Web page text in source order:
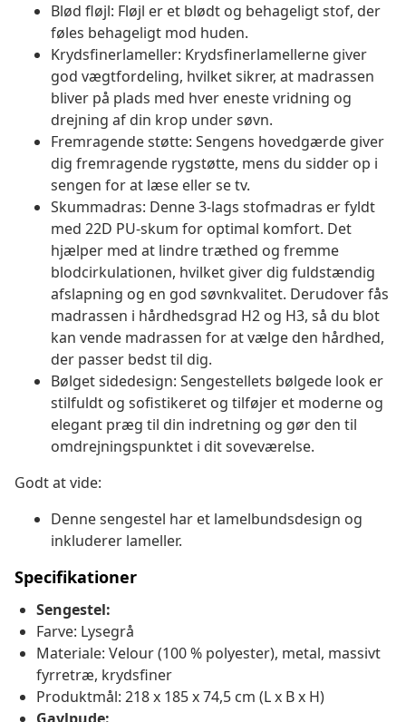
Blød fløjl: Fløjl er et blødt og behageligt stof, der
føles behageligt mod huden.
Krydsfinerlameller: Krydsfinerlamellerne giver
god vægtfordeling, hvilket sikrer, at madrassen
bliver på plads med hver eneste vridning og
drejning af din krop under søvn.
Fremragende støtte: Sengens hovedgærde giver
dig fremragende rygstøtte, mens du sidder op i
sengen for at læse eller se tv.
Skummadras: Denne 3-lags stofmadras er fyldt
med 22D PU-skum for optimal komfort. Det
hjælper med at lindre træthed og fremme
blodcirkulationen, hvilket giver dig fuldstændig
afslapning og en god søvnkvalitet. Derudover fås
madrassen i hårdhedsgrad H2 og H3, så du blot
kan vende madrassen for at vælge den hårdhed,
der passer bedst til dig.
Bølget sidedesign: Sengestellets bølgede look er
stilfuldt og sofistikeret og tilføjer et moderne og
elegant præg til din indretning og gør den til
omdrejningspunktet i dit soveværelse.
Godt at vide:
Denne sengestel har et lamelbundsdesign og
inkluderer lameller.
Specifikationer
Sengestel:
Farve: Lysegrå
Materiale: Velour (100 % polyester), metal, massivt
fyrretræ, krydsfiner
Produktmål: 218 x 185 x 74,5 cm (L x B x H)